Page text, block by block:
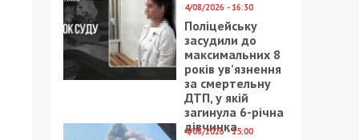
4/08/2026 - 16:30
Поліцейську
засудили до
максимальних 8
років ув’язнення
за смертельну
ДТП, у якій
загинула 6-річна
дівчинка
4/08/2026 - 15:00